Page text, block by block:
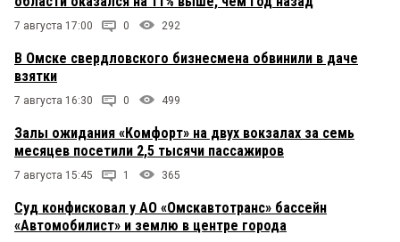
7 августа 17:00 0 292
В Омске свердловского бизнесмена обвинили в даче
взятки
7 августа 16:30 0 499
Залы ожидания «Комфорт» на двух вокзалах за семь
месяцев посетили 2,5 тысячи пассажиров
7 августа 15:45 1 365
Суд конфисковал у АО «Омскавтотранс» бассейн
«Автомобилист» и землю в центре города